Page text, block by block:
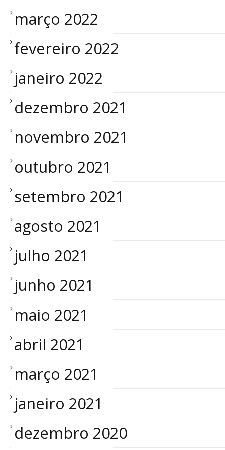
março 2022
fevereiro 2022
janeiro 2022
dezembro 2021
novembro 2021
outubro 2021
setembro 2021
agosto 2021
julho 2021
junho 2021
maio 2021
abril 2021
março 2021
janeiro 2021
dezembro 2020